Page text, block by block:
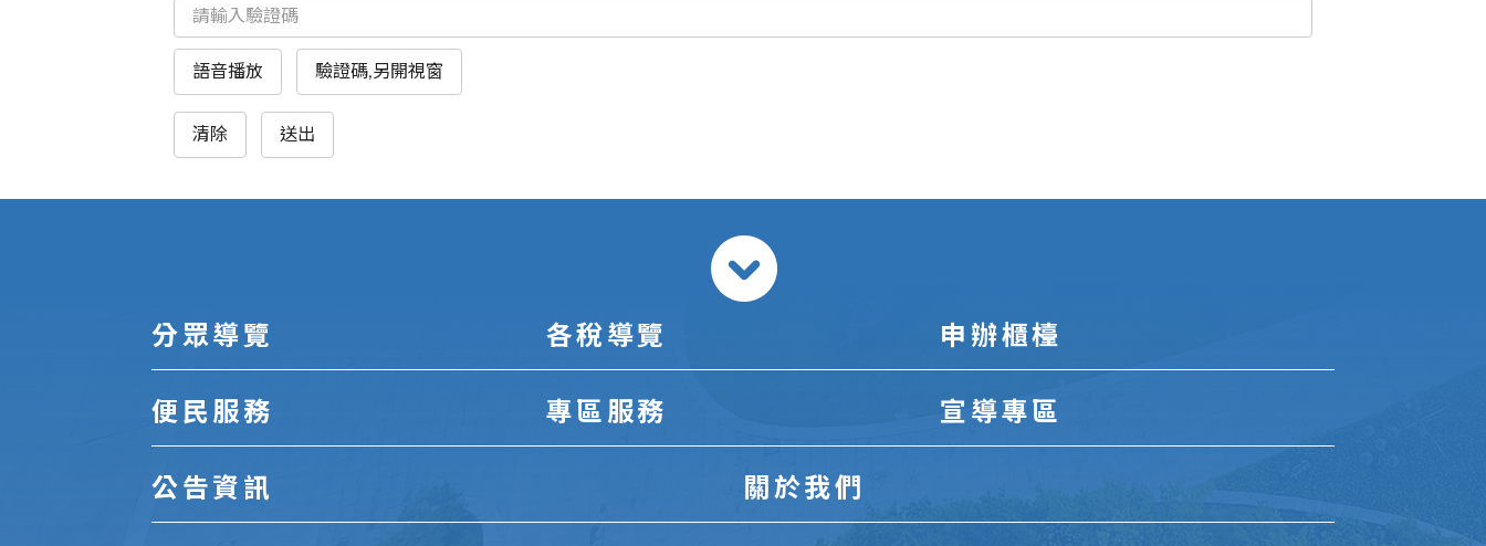
語音播放 驗證碼,另開視窗
清除 送出
分眾導覽 各稅導覽 申辦櫃檯
便民服務 專區服務 宣導專區
公告資訊 關於我們